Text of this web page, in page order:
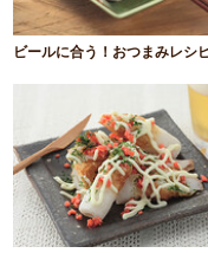
ビールに合う！おつまみレシ